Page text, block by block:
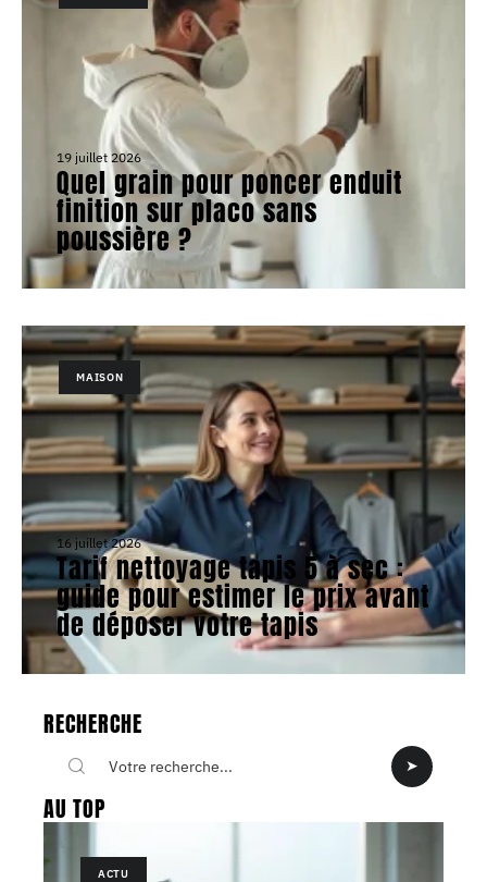
19 juillet 2026
Quel grain pour poncer enduit
finition sur placo sans
poussière ?
MAISON
16 juillet 2026
Tarif nettoyage tapis 5 à sec :
guide pour estimer le prix avant
de déposer votre tapis
RECHERCHE
AU TOP
ACTU